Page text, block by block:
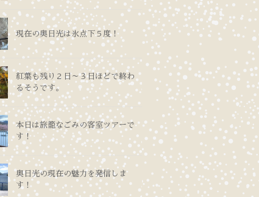
現在の奥日光は氷点下５度！
紅葉も残り２日～３日ほどで終わ
るそうです。
本日は旅籠なごみの客室ツアーで
す！
奥日光の現在の魅力を発信しま
す！